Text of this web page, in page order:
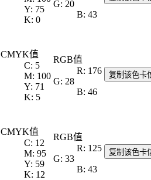
Y: 75
K: 0
G: 20
B: 43
CMYK值
C: 5
M: 100
Y: 71
K: 5
RGB值
R: 176
G: 28
B: 46
复制该色卡
CMYK值
C: 12
M: 95
Y: 59
K: 12
RGB值
R: 125
G: 33
B: 43
复制该色卡